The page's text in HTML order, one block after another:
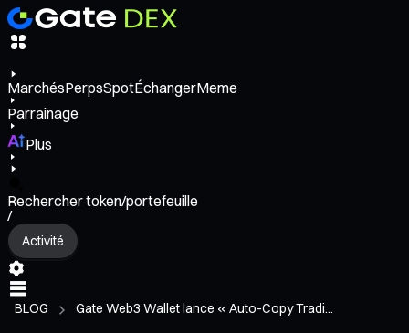
MarchésPerpsSpotÉchangerMeme
Parrainage
Plus
Rechercher token/portefeuille
/
Activité
BLOG Gate Web3 Wallet lance « Auto-Copy Tradi...